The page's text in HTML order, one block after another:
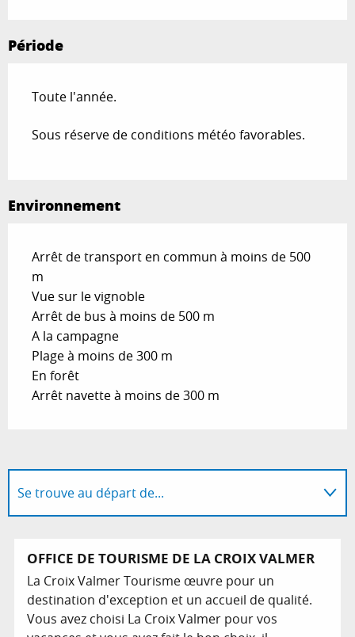
Période
Toute l'année.
Sous réserve de conditions météo favorables.
Environnement
Arrêt de transport en commun à moins de 500
m
Vue sur le vignoble
Arrêt de bus à moins de 500 m
A la campagne
Plage à moins de 300 m
En forêt
Arrêt navette à moins de 300 m
Se trouve au départ de...
Possède comme étape ...
Se trouve à l'arrivée de...
OFFICE DE TOURISME DE LA CROIX VALMER
La Croix Valmer Tourisme œuvre pour un
destination d'exception et un accueil de qualité.
Vous avez choisi La Croix Valmer pour vos